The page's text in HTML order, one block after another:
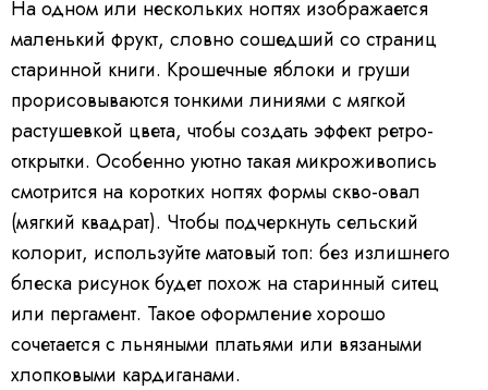
На одном или нескольких ногтях изображается
маленький фрукт, словно сошедший со страниц
старинной книги. Крошечные яблоки и груши
прорисовываются тонкими линиями с мягкой
растушевкой цвета, чтобы создать эффект ретро-
открытки. Особенно уютно такая микроживопись
смотрится на коротких ногтях формы скво-овал
(мягкий квадрат). Чтобы подчеркнуть сельский
колорит, используйте матовый топ: без излишнего
блеска рисунок будет похож на старинный ситец
или пергамент. Такое оформление хорошо
сочетается с льняными платьями или вязаными
хлопковыми кардиганами.